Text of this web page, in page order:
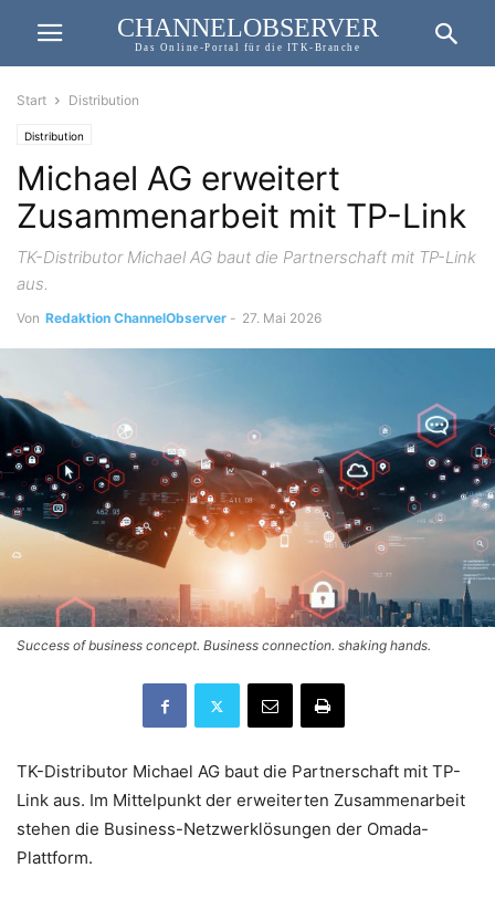
CHANNELOBSERVER
Das Online-Portal für die ITK-Branche
Start Distribution
Distribution
Michael AG erweitert
Zusammenarbeit mit TP-Link
TK-Distributor Michael AG baut die Partnerschaft mit TP-Link
aus.
Von Redaktion ChannelObserver - 27. Mai 2026
Success of business concept. Business connection. shaking hands.
TK-Distributor Michael AG baut die Partnerschaft mit TP-
Link aus. Im Mittelpunkt der erweiterten Zusammenarbeit
stehen die Business-Netzwerklösungen der Omada-
Plattform.